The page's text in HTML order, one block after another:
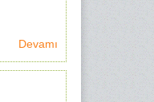
Devamı